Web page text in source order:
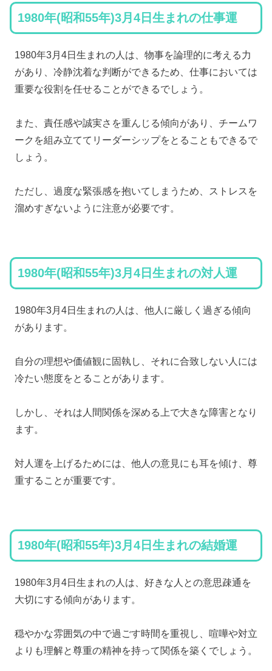
1980年(昭和55年)3月4日生まれの仕事運
1980年3月4日生まれの人は、物事を論理的に考える力
があり、冷静沈着な判断ができるため、仕事においては
重要な役割を任せることができるでしょう。
また、責任感や誠実さを重んじる傾向があり、チームワ
ークを組み立ててリーダーシップをとることもできるで
しょう。
ただし、過度な緊張感を抱いてしまうため、ストレスを
溜めすぎないように注意が必要です。
1980年(昭和55年)3月4日生まれの対人運
1980年3月4日生まれの人は、他人に厳しく過ぎる傾向
があります。
自分の理想や価値観に固執し、それに合致しない人には
冷たい態度をとることがあります。
しかし、それは人間関係を深める上で大きな障害となり
ます。
対人運を上げるためには、他人の意見にも耳を傾け、尊
重することが重要です。
1980年(昭和55年)3月4日生まれの結婚運
1980年3月4日生まれの人は、好きな人との意思疎通を
大切にする傾向があります。
穏やかな雰囲気の中で過ごす時間を重視し、喧嘩や対立
よりも理解と尊重の精神を持って関係を築くでしょう。